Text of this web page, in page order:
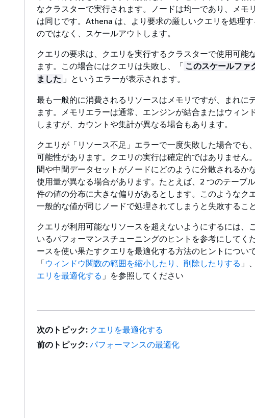
なクラスターで実行されます。ノードは均一であり、メモ
は同じです。Athena は、より要求の厳しいクエリを処理
のではなく、スケールアウトします。
クエリの要求は、クエリを実行するクラスターで使用可能
ます。この場合にはクエリは失敗し、「 このスケールファ
ました 」というエラーが表示されます。
最も一般的に消費されるリソースはメモリですが、まれに
ます。メモリエラーは通常、エンジンが結合またはウィン
しますが、カウントや集計が異なる場合もあります。
クエリが「リソース不足」エラーで一度失敗した場合でも
可能性があります。クエリの実行は確定的ではありません
間や中間データセットがノードにどのように分散されるか
使用量が異なる場合があります。たとえば、2 つのテーブ
件の値の分布に大きな偏りがあるとします。このようなク
一般的な値が同じノードで処理されてしまうと失敗するこ
クエリが利用可能なリソースを超えないようにするには、
いるパフォーマンスチューニングのヒントを参考にしてく
ースを使い果たすクエリを最適化する方法のヒントについ
「ウィンドウ関数の範囲を縮小したり、削除したりする 」
エリを最適化する 」を参照してください
次のトピック: クエリを最適化する
前のトピック: パフォーマンスの最適化